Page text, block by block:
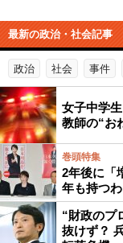
最新の政治・社会記事
政治 社会 事件
女子中学
教師の“お
巻頭特集
2年後に「
年も持つ
“財政のプ
抜けず？